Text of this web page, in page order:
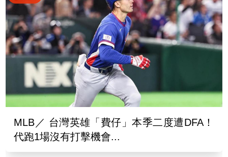
MLB／ 台灣英雄「費仔」本季二度遭DFA！
代跑1場沒有打擊機會...